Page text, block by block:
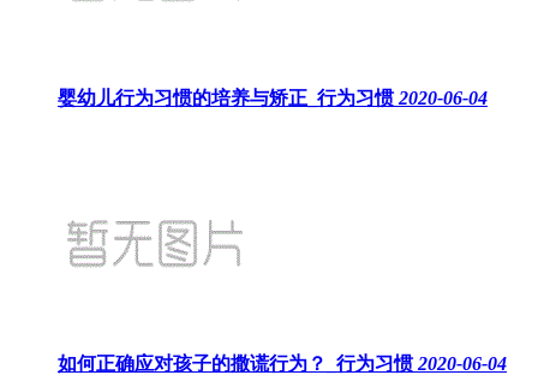
婴幼儿行为习惯的培养与矫正_行为习惯 2020-06-04
如何正确应对孩子的撒谎行为？_行为习惯 2020-06-04